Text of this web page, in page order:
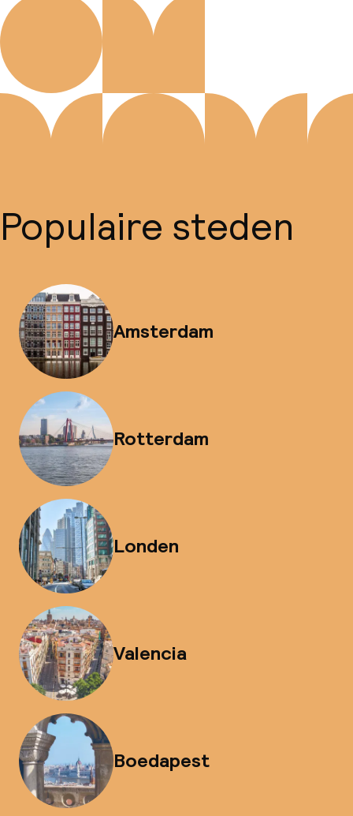
Populaire steden
Amsterdam
Rotterdam
Londen
Valencia
Boedapest